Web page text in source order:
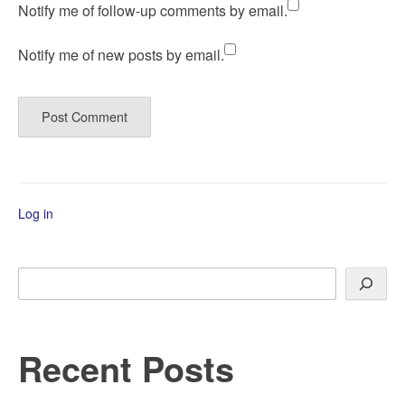
Notify me of follow-up comments by email.
Notify me of new posts by email.
Log in
Search
Recent Posts